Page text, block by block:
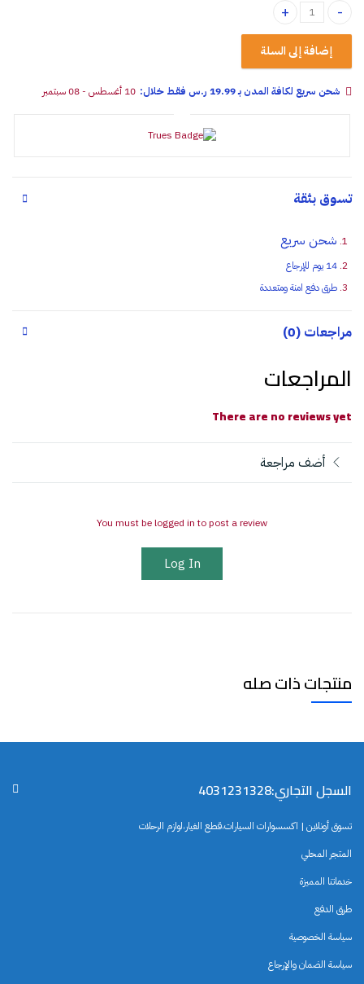
فيش كويل هيونداي نيسان كيا quantity
إضافة إلى السلة
شحن سريع لكافة المدن بـ 19.99 ر.س فقـط خلال: 10 أغسطس - 08 سبتمبر
تسوق بثقة
شحن سريع
14 يوم للإرجاع
طرق دفع امنة ومتعددة
مراجعات (0)
المراجعات
There are no reviews yet
أضف مراجعة
You must be logged in to post a review
Log In
منتجات ذات صله
السجل التجاري:4031231328
تسوق أونلاين | اكسسوارات السيارات،قطع الغيار،لوازم الرحلات
المتجر المحلي
خدماتنا المميزة
طرق الدفع
سياسة الخصوصية
سياسة الضمان والإرجاع